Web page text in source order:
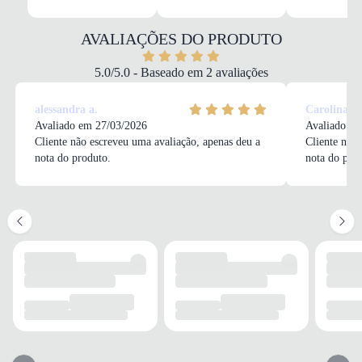
MATERIAL
PALMILHA
FECHAMENTO
Cadarço
SOLADO
MATERIAL
Borracha
ADERÊNCIA
Alta
AMORTECIMENTO
Com espuma
FORRO
Lona
AVALIAÇÕES DO PRODUTO
5.0/5.0 - Baseado em 2 avaliações
alessandra a.
Avaliado em 27/03/2026
Cliente não escreveu uma avaliação, apenas deu a
nota do produto.
Carolina L.
Avaliado
Cliente não
nota do